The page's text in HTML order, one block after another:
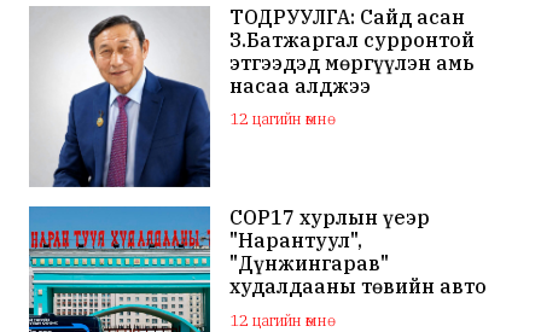
ТОДРУУЛГА: Сайд асан
З.Батжаргал сурронтой
этгээдэд мөргүүлэн амь
насаа алджээ
12 цагийн өмнө
COP17 хурлын үеэр
"Нарантуул",
"Дүнжингарав"
худалдааны төвийн авто
зогсоолыг хаана
12 цагийн өмнө